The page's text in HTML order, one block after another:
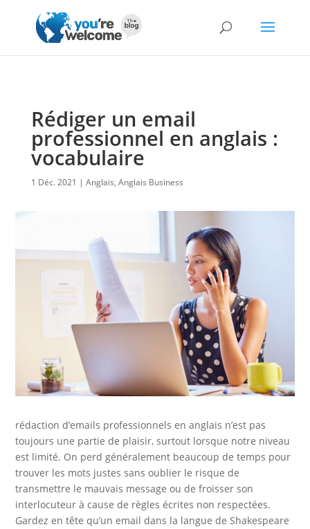
Rédiger un email
professionnel en anglais :
vocabulaire
1 Déc. 2021 Anglais, Anglais Business
rédaction d’emails professionnels en anglais n’est pas
toujours une partie de plaisir, surtout lorsque notre niveau
est limité. On perd généralement beaucoup de temps pour
trouver les mots justes sans oublier le risque de
transmettre le mauvais message ou de froisser son
interlocuteur à cause de règles écrites non respectées.
Gardez en tête qu’un email dans la langue de Shakespeare